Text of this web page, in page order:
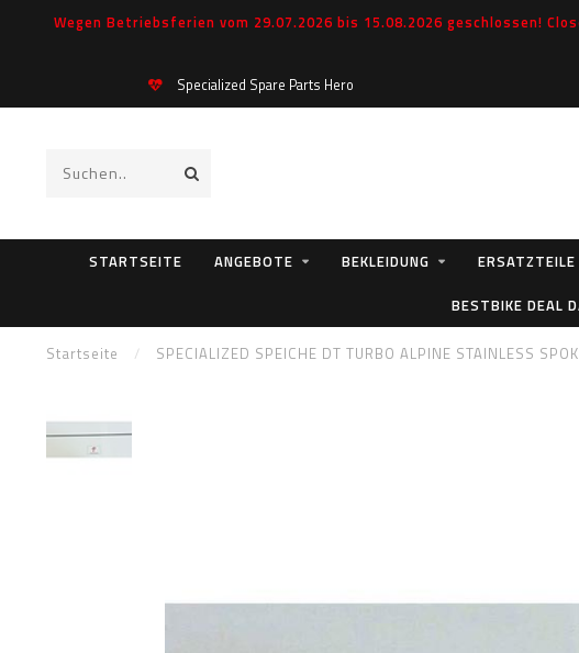
Wegen Betriebsferien vom 29.07.2026 bis 15.08.2026 geschlossen!
Specialized Spare Parts Hero
STARTSEITE ANGEBOTE BEKLEIDUNG ERSATZTEILE
BESTBIKE DEAL
Startseite / SPECIALIZED SPEICHE DT TURBO ALPINE STAINLESS